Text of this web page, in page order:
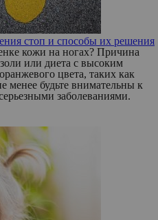
стоп и способы их решения
кожи на ногах? Причина
или диета с высоким
цвета, таких как
менее будьте внимательны к
заболеваниями.